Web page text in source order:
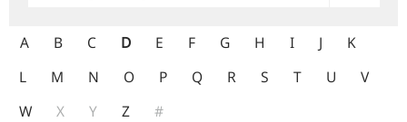
A B C D E F G H I J
K
L
M N O P Q R S T U
V
W
X Y Z #